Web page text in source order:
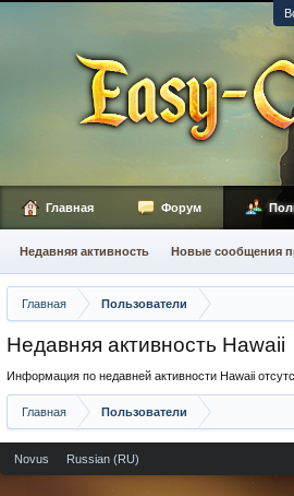
Главная Пользователи
Недавняя активность Hawaii
Информация по недавней активности Hawaii
Главная Пользователи
Главная Форум
Недавняя активность Новые сообщения
Novus Russian (RU)